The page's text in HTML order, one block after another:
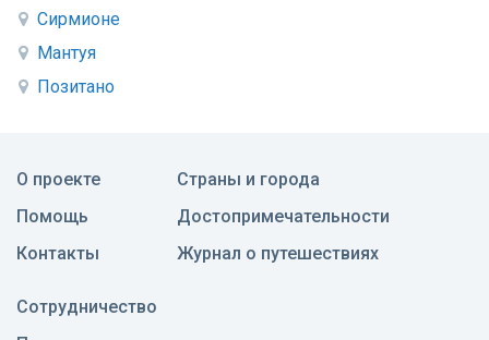
Сирмионе
Мантуя
Позитано
О проекте
Помощь
Контакты
Страны и города
Достопримечательности
Журнал о путешествиях
Сотрудничество